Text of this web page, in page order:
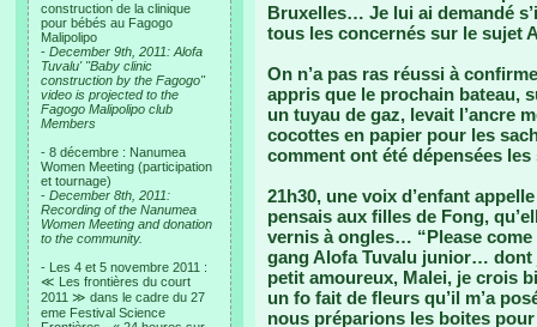
construction de la clinique
pour bébés au Fagogo
Malipolipo
- December 9th, 2011: Alofa
Tuvalu' "Baby clinic
construction by the Fagogo"
video is projected to the
Fagogo Malipolipo club
Members
- 8 décembre : Nanumea
Women Meeting (participation
et tournage)
- December 8th, 2011:
Recording of the Nanumea
Women Meeting and donation
to the community.
- Les 4 et 5 novembre 2011 :
≪ Les frontières du court
2011 ≫ dans le cadre du 27
eme Festival Science
Bruxelles… Je lui ai demandé
tous les concernés sur le sujet
On n’a pas ras réussi à
appris que le prochain bateau,
un tuyau de gaz, levait l’ancre
cocottes en papier pour les
comment ont été dépensées
21h30, une voix d’enfant
pensais aux filles de Fong,
vernis à ongles… “Please
gang Alofa Tuvalu junior… dont
petit amoureux, Malei, je crois
un fo fait de fleurs qu’il m’a
nous préparions les boites